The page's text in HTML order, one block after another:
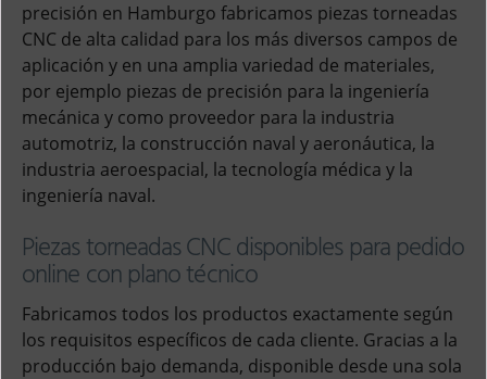
precisión en Hamburgo fabricamos piezas torneadas
CNC de alta calidad para los más diversos campos de
aplicación y en una amplia variedad de materiales,
por ejemplo piezas de precisión para la ingeniería
mecánica y como proveedor para la industria
automotriz, la construcción naval y aeronáutica, la
industria aeroespacial, la tecnología médica y la
ingeniería naval.
Piezas torneadas CNC disponibles para pedido
online con plano técnico
Fabricamos todos los productos exactamente según
los requisitos específicos de cada cliente. Gracias a la
producción bajo demanda, disponible desde una sola